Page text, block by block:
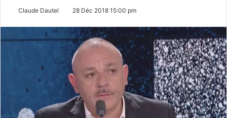
Claude Dautel 28 Déc 2018 15:00 pm